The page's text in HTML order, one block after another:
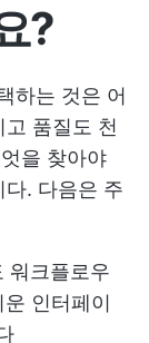
?
하는 것은 어
품질도 천
을 찾아야
. 다음은 주
워크플로우
인터페이